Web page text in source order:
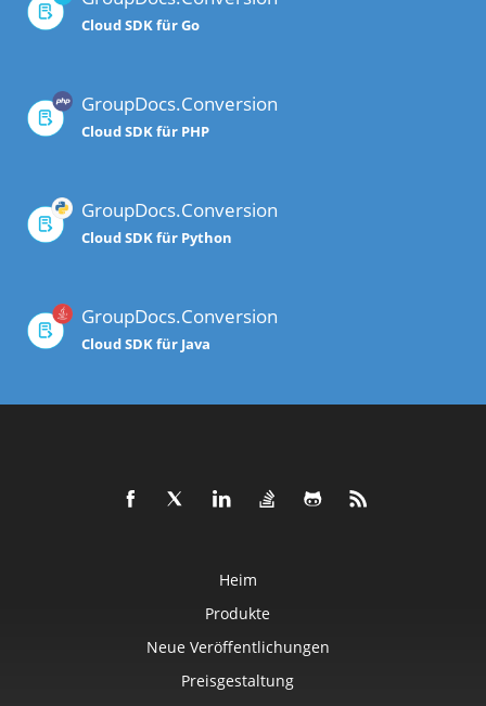
Cloud SDK für Go
GroupDocs.Conversion
Cloud SDK für PHP
GroupDocs.Conversion
Cloud SDK für Python
GroupDocs.Conversion
Cloud SDK für Java
Heim
Produkte
Neue Veröffentlichungen
Preisgestaltung